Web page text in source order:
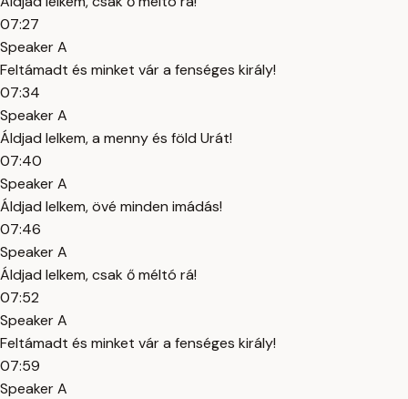
07:27
Speaker A
Feltámadt és minket vár a fenséges király!
07:34
Speaker A
Áldjad lelkem, a menny és föld Urát!
07:40
Speaker A
Áldjad lelkem, övé minden imádás!
07:46
Speaker A
Áldjad lelkem, csak ő méltó rá!
07:52
Speaker A
Feltámadt és minket vár a fenséges király!
07:59
Speaker A